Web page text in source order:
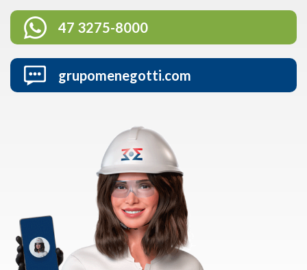
47 3275-8000
grupomenegotti.com